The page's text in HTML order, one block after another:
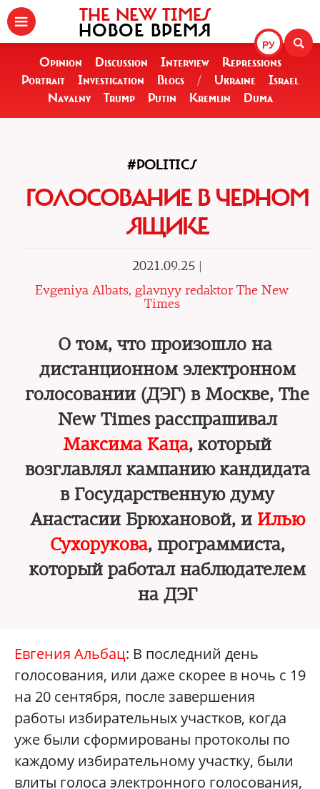
РУ
THE NEW TIMES
НОВОЕ ВРЕМЯ
Opinion Discussion Interview
Repressions
Portrait
Investigation Blogs / Ukraine
Israel
Navalny
Trump Putin Kremlin Duma
#POLITICS
ГОЛОСОВАНИЕ В ЧЕРНОМ
ЯЩИКЕ
2021.09.25 |
Evgeniya Albats, glavnyy redaktor The New
Times
О том, что произошло на
дистанционном электронном
голосовании (ДЭГ) в Москве, The
New Times расспрашивал
Максима Каца, который
возглавлял кампанию кандидата
в Государственную думу
Анастасии Брюхановой, и Илью
Сухорукова, программиста,
который работал наблюдателем
на ДЭГ
Евгения Альбац: В последний день
голосования, или даже скорее в ночь с 19
на 20 сентября, после завершения
работы избирательных участков, когда
уже были сформированы протоколы по
каждому избирательному участку, были
влиты голоса электронного голосования,